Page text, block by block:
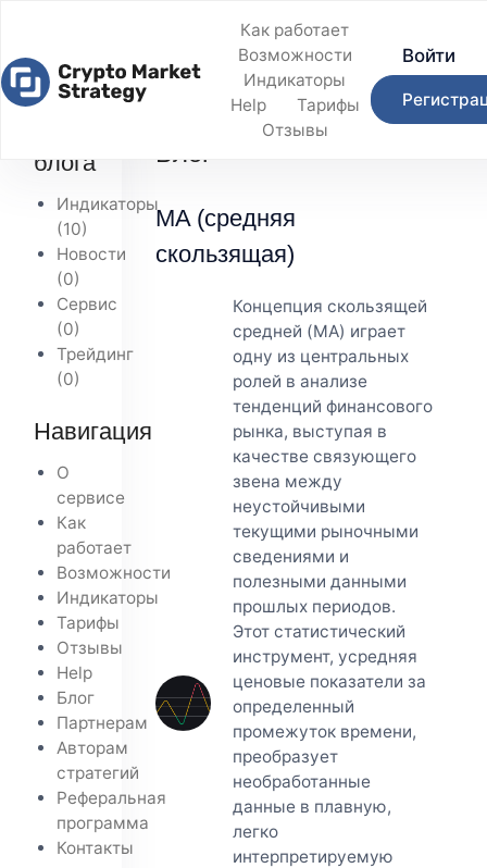
Как работает
Возможности
Индикаторы
Help
Тарифы
Отзывы
Войти
блога
Индикаторы
(10)
Новости
(0)
Сервис
(0)
Трейдинг
(0)
Навигация
О
сервисе
Как
работает
Возможности
Индикаторы
Тарифы
Отзывы
Help
Блог
Партнерам
Авторам
стратегий
Реферальная
программа
Контакты
Блог
Блог
MA (средняя
скользящая)
Концепция скользящей
средней (MA) играет
одну из центральных
ролей в анализе
тенденций финансового
рынка, выступая в
качестве связующего
звена между
неустойчивыми
текущими рыночными
сведениями и
полезными данными
прошлых периодов.
Этот статистический
инструмент, усредняя
ценовые показатели за
определенный
промежуток времени,
преобразует
необработанные
данные в плавную,
легко
интерпретируемую